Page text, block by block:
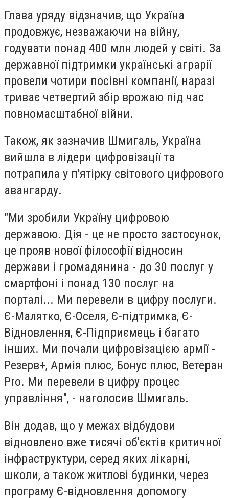
Глава уряду відзначив, що Україна
продовжує, незважаючи на війну,
годувати понад 400 млн людей у світі. За
державної підтримки українські аграрії
провели чотири посівні компанії, наразі
триває четвертий збір врожаю під час
повномасштабної війни.
Також, як зазначив Шмигаль, Україна
вийшла в лідери цифровізації та
потрапила у п'ятірку світового цифрового
авангарду.
"Ми зробили Україну цифровою
державою. Дія - це не просто застосунок,
це прояв нової філософії відносин
держави і громадянина - до 30 послуг у
смартфоні і понад 130 послуг на
порталі... Ми перевели в цифру послуги.
Є-Малятко, Є-Оселя, Є-підтримка, Є-
Відновлення, Є-Підприємець і багато
інших. Ми почали цифровізацією армії -
Резерв+, Армія плюс, Бонус плюс, Ветеран
Pro. Ми перевели в цифру процес
управління", - наголосив Шмигаль.
Він додав, що у межах відбудови
відновлено вже тисячі об'єктів критичної
інфраструктури, серед яких лікарні,
школи, а також житлові будинки, через
програму Є-відновлення допомогу